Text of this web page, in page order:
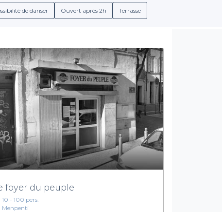
les conditions de réservation en détail, ainsi que des
Réservez dès maintenant avec Privateaser
Grâce à Privateaser, réserver un bar cosy dans le 10ème
les ambiances uniques des établissements marseillais.
concrétiser votre projet d’événement dans un cadre
de danser Ouvert après 2h Terrasse
foyer du peuple
10 - 100 pers.
Menpenti